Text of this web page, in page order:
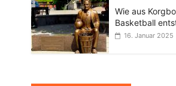
Wie aus
Basketball
16. Januar 2025